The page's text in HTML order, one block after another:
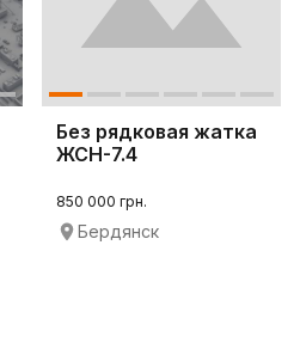
Без рядковая жатка
ЖСН-7.4
850 000 грн.
Бердянск